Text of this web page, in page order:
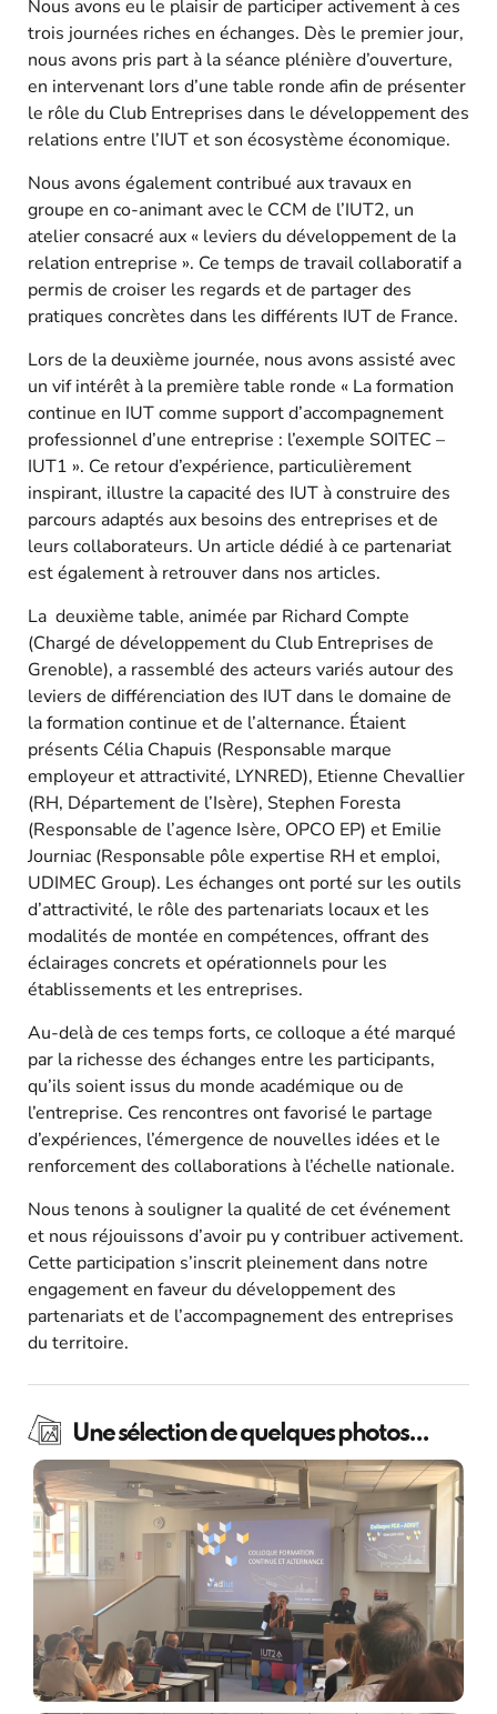
Nous avons eu le plaisir de participer activement à ces
trois journées riches en échanges. Dès le premier jour,
nous avons pris part à la séance plénière d’ouverture,
en intervenant lors d’une table ronde afin de présenter
le rôle du Club Entreprises dans le développement des
relations entre l’IUT et son écosystème économique.
Nous avons également contribué aux travaux en
groupe en co-animant avec le CCM de l’IUT2, un
atelier consacré aux « leviers du développement de la
relation entreprise ». Ce temps de travail collaboratif a
permis de croiser les regards et de partager des
pratiques concrètes dans les différents IUT de France.
Lors de la deuxième journée, nous avons assisté avec
un vif intérêt à la première table ronde « La formation
continue en IUT comme support d’accompagnement
professionnel d’une entreprise : l’exemple SOITEC –
IUT1 ». Ce retour d’expérience, particulièrement
inspirant, illustre la capacité des IUT à construire des
parcours adaptés aux besoins des entreprises et de
leurs collaborateurs. Un article dédié à ce partenariat
est également à retrouver dans nos articles.
La deuxième table, animée par Richard Compte
(Chargé de développement du Club Entreprises de
Grenoble), a rassemblé des acteurs variés autour des
leviers de différenciation des IUT dans le domaine de
la formation continue et de l’alternance. Étaient
présents Célia Chapuis (Responsable marque
employeur et attractivité, LYNRED), Etienne Chevallier
(RH, Département de l’Isère), Stephen Foresta
(Responsable de l’agence Isère, OPCO EP) et Emilie
Journiac (Responsable pôle expertise RH et emploi,
UDIMEC Group). Les échanges ont porté sur les outils
d’attractivité, le rôle des partenariats locaux et les
modalités de montée en compétences, offrant des
éclairages concrets et opérationnels pour les
établissements et les entreprises.
Au-delà de ces temps forts, ce colloque a été marqué
par la richesse des échanges entre les participants,
qu’ils soient issus du monde académique ou de
l’entreprise. Ces rencontres ont favorisé le partage
d’expériences, l’émergence de nouvelles idées et le
renforcement des collaborations à l’échelle nationale.
Nous tenons à souligner la qualité de cet événement
et nous réjouissons d’avoir pu y contribuer activement.
Cette participation s’inscrit pleinement dans notre
engagement en faveur du développement des
partenariats et de l’accompagnement des entreprises
du territoire.
Une sélection de quelques photos...